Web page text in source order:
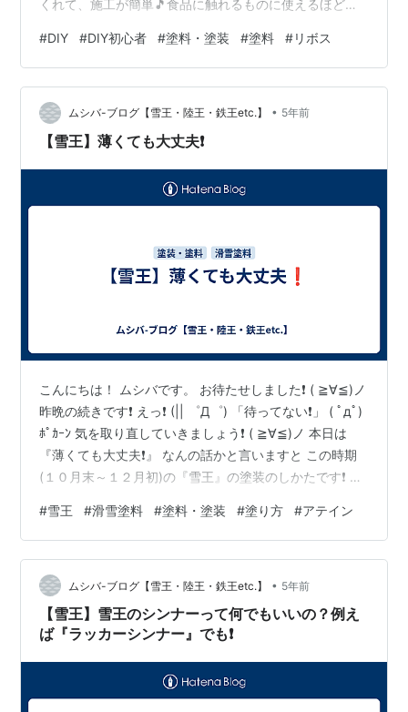
くれて、施工が簡単🎵食品に触れるものに使えるほど安
www.natsumikandiy.com www.natsumikandiy.com
で、この『タヤエクステリア』と『カルデット』。 詳し
く調べていると、《上塗り》についての記述を目にする
んですよね。 標準の塗り方としても、下のように説明さ
れています。 ”カルデット…
#DIY #DIY初心者 #塗料・塗装 #塗料 #リボス
ムシバ-ブログ【雪王・陸王・鉄王etc.】 • 5年前
【雪王】薄くても大丈夫❗
こんにちは！ ムシバです。 お待たせしました❗ ( ≧∀≦)ノ
昨晩の続きです❗ えっ❗ (|| ゜Д゜) 「待ってない❗」 ( ﾟдﾟ)
ﾎﾟｶｰﾝ 気を取り直していきましょう❗ ( ≧∀≦)ノ 本日は
『薄くても大丈夫❗』 なんの話かと言いますと この時期
(１０月末～１２月初)の『雪王』の塗装のしかたです❗ で
かも❗ (|| ゜Д゜) なんとかなると思えばなんとかなる❗ (
≧∀≦)ノ だって、今シーズンの冬の中で、 今日が一番秋
に近いのですから❗ 今日お話する塗装方法は 『絶対大丈
夫❗』 と、 『保証するものではありません』 ので、あ…
#雪王 #滑雪塗料 #塗料・塗装 #塗り方 #アテイン
ムシバ-ブログ【雪王・陸王・鉄王etc.】 • 5年前
【雪王】雪王のシンナーって何でもいいの？例え
ば『ラッカーシンナー』でも❗